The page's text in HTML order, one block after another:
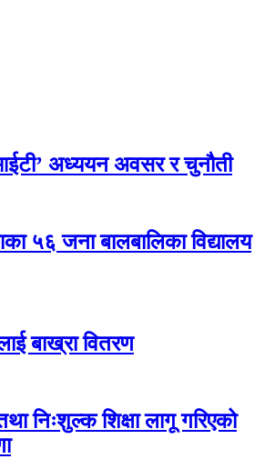
अध्ययन अवसर र चुनौती
५६ जना बालबालिका विद्यालय
बाख्रा वितरण
निःशुल्क शिक्षा लागू गरिएको